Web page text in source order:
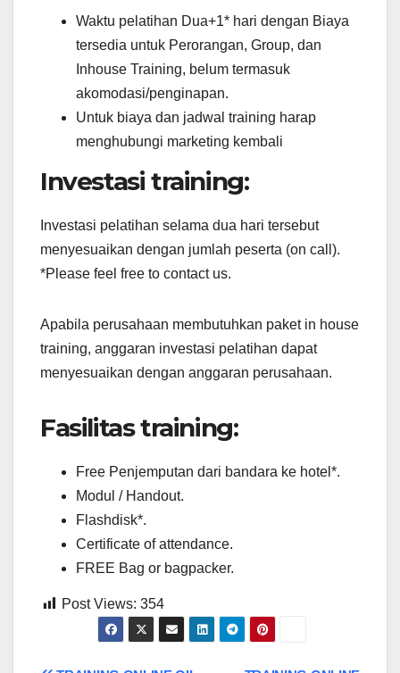
Waktu pelatihan Dua+1* hari dengan Biaya
tersedia untuk Perorangan, Group, dan
Inhouse Training, belum termasuk
akomodasi/penginapan.
Untuk biaya dan jadwal training harap
menghubungi marketing kembali
Investasi training:
Investasi pelatihan selama dua hari tersebut
menyesuaikan dengan jumlah peserta (on call).
*Please feel free to contact us.
Apabila perusahaan membutuhkan paket in house
training, anggaran investasi pelatihan dapat
menyesuaikan dengan anggaran perusahaan.
Fasilitas training:
Free Penjemputan dari bandara ke hotel*.
Modul / Handout.
Flashdisk*.
Certificate of attendance.
FREE Bag or bagpacker.
Post Views: 354